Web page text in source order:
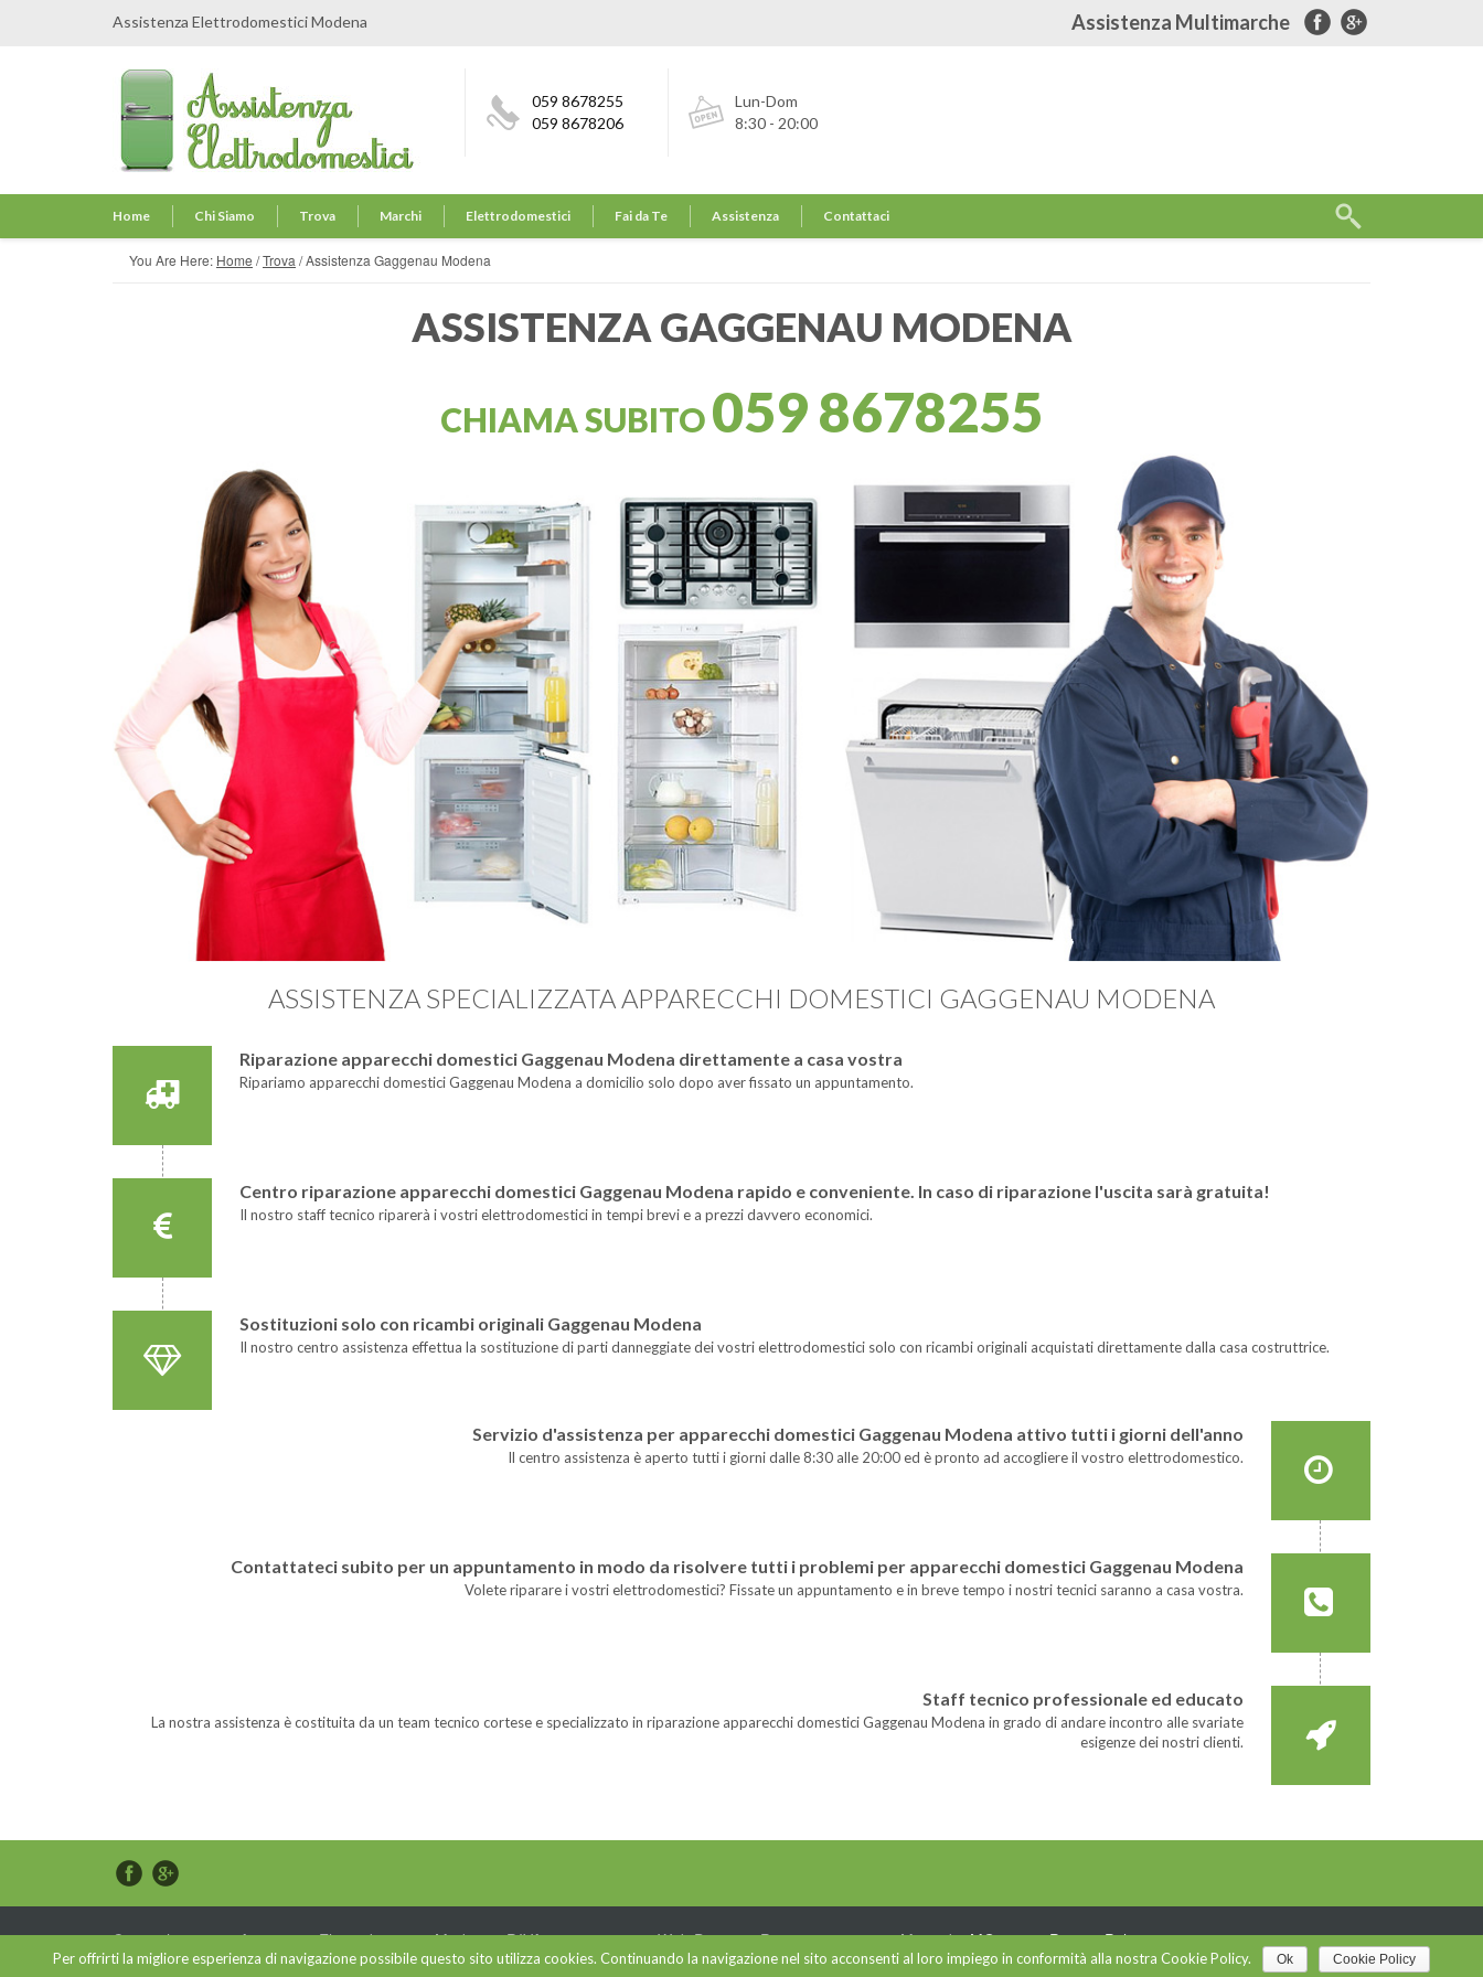
Assistenza Elettrodomestici Modena Assistenza Multimarche
059 8678255
059 8678206
Lun-Dom
8:30 - 20:00
Home Chi Siamo Trova Marchi Elettrodomestici Fai da Te Assistenza Contattaci
You Are Here: Home /Trova /Assistenza Gaggenau Modena
ASSISTENZA GAGGENAU MODENA
CHIAMA SUBITO059 8678255
ASSISTENZA SPECIALIZZATA APPARECCHI DOMESTICI GAGGENAU MODENA
Riparazione apparecchi domestici Gaggenau Modena direttamente a casa vostra
Ripariamo apparecchi domestici Gaggenau Modena a domicilio solo dopo aver fissato un appuntamento.
Centro riparazione apparecchi domestici Gaggenau Modena rapido e conveniente. In caso di riparazione l'uscita sarà gratuita!
Il nostro staff tecnico riparerà i vostri elettrodomestici in tempi brevi e a prezzi davvero economici.
Sostituzioni solo con ricambi originali Gaggenau Modena
Il nostro centro assistenza effettua la sostituzione di parti danneggiate dei vostri elettrodomestici solo con ricambi originali acquistati direttamente dalla casa costruttrice.
Servizio d'assistenza per apparecchi domestici Gaggenau Modena attivo tutti i giorni dell'anno
Il centro assistenza è aperto tutti i giorni dalle 8:30 alle 20:00 ed è pronto ad accogliere il vostro elettrodomestico.
Contattateci subito per un appuntamento in modo da risolvere tutti i problemi per apparecchi domestici Gaggenau Modena
Volete riparare i vostri elettrodomestici? Fissate un appuntamento e in breve tempo i nostri tecnici saranno a casa vostra.
Staff tecnico professionale ed educato
La nostra assistenza è costituita da un team tecnico cortese e specializzato in riparazione apparecchi domestici Gaggenau Modena in grado di andare incontro alle svariate
esigenze dei nostri clienti.
Copyright © 2015 Assistenza Elettrodomestici Modena - P.IVA 03677950366 - Web Design e Posizionamento sui Motori byMGvision-Privacy Policy
Per offrirti la migliore esperienza di navigazione possibile questo sito utilizza cookies. Continuando la navigazione nel sito acconsenti al loro impiego in conformità alla nostra Cookie Policy. Ok Cookie Policy